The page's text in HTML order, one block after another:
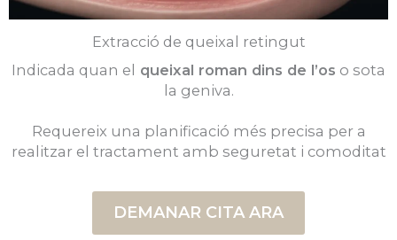
Extracció de queixal retingut
Indicada quan el queixal roman dins de l’os o sota
la geniva.
Requereix una planificació més precisa per a
realitzar el tractament amb seguretat i comoditat
DEMANAR CITA ARA